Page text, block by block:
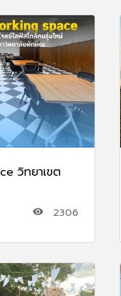
วิทยาเขต
2306